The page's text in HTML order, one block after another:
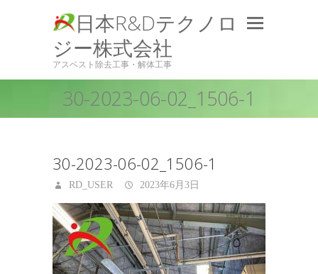
日本R&Dテクノロ
ジー株式会社
アスベスト除去工事・解体工事
30-2023-06-02_1506-1
30-2023-06-02_1506-1
RD_USER 2023年6月3日